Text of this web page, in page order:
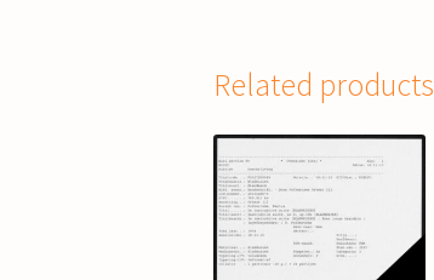
Related products